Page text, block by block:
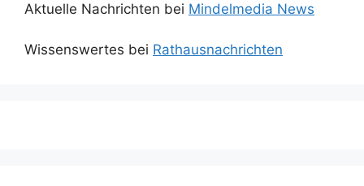
Aktuelle Nachrichten bei Mindelmedia News
Wissenswertes bei Rathausnachrichten